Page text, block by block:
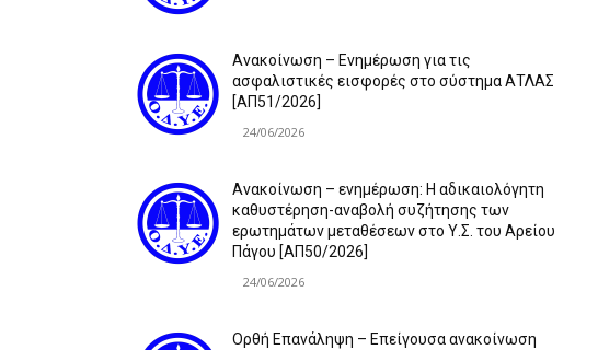
Ανακοίνωση – Ενημέρωση για τις
ασφαλιστικές εισφορές στο σύστημα ΑΤΛΑΣ
[ΑΠ51/2026]
24/06/2026
Ανακοίνωση – ενημέρωση: Η αδικαιολόγητη
καθυστέρηση-αναβολή συζήτησης των
ερωτημάτων μεταθέσεων στο Υ.Σ. του Αρείου
Πάγου [ΑΠ50/2026]
24/06/2026
Ορθή Επανάληψη – Επείγουσα ανακοίνωση